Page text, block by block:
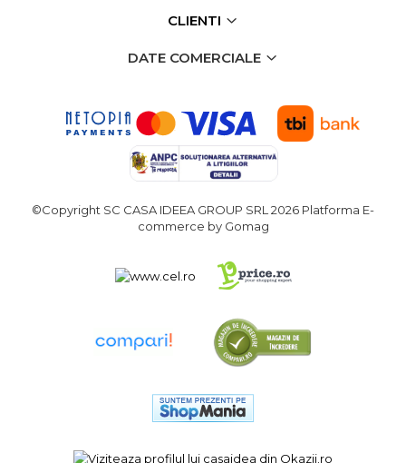
Multidetector
Pistol Spuma Poliuretanica
Termometru Infrarosu
tamplarie si alte domenii
Scule Electrice & Unelte
CLIENTI
DATE COMERCIALE
©Copyright SC CASA IDEEA GROUP SRL 2026 Platforma E-
commerce by Gomag